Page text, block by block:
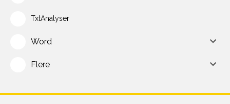
TxtAnalyser
Word
Flere